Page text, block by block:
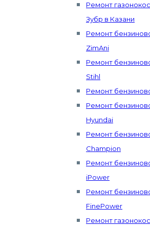
Ремонт
Зубр в Казани
Ремонт
ZimAni
Ремонт
Stihl
Ремонт
Ремонт
Hyundai
Ремонт
Champion
Ремонт
iPower
Ремонт
FinePower
Ремонт